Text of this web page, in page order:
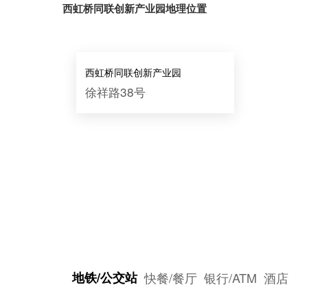
西虹桥同联创新产业园地理位置
地铁/公交站 快餐/餐厅 银行/ATM 酒店
西虹桥同联创新产业园
徐祥路38号